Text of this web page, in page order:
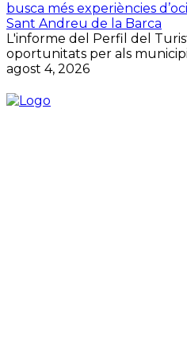
busca més experiències
Sant Andreu de la Barca
L'informe del Perfil del
oportunitats per als
agost 4, 2026